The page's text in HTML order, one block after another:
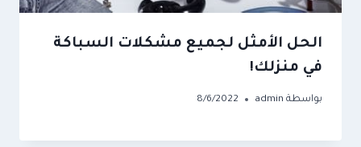
الحل الأمثل لجميع مشكلات السباكة
في منزلك!
بواسطة admin
8/6/2022